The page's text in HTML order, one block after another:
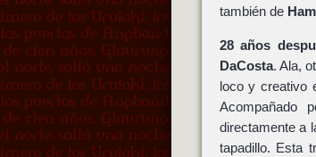
también de
28 años
DaCosta. Ala,
loco y creativo
Acompañado
directamente a
tapadillo. Esta